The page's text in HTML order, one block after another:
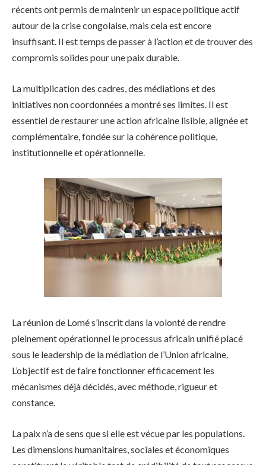
récents ont permis de maintenir un espace politique actif
autour de la crise congolaise, mais cela est encore
insuffisant. Il est temps de passer à l’action et de trouver des
compromis solides pour une paix durable.
La multiplication des cadres, des médiations et des
initiatives non coordonnées a montré ses limites. Il est
essentiel de restaurer une action africaine lisible, alignée et
complémentaire, fondée sur la cohérence politique,
institutionnelle et opérationnelle.
La réunion de Lomé s’inscrit dans la volonté de rendre
pleinement opérationnel le processus africain unifié placé
sous le leadership de la médiation de l’Union africaine.
L’objectif est de faire fonctionner efficacement les
mécanismes déjà décidés, avec méthode, rigueur et
constance.
La paix n’a de sens que si elle est vécue par les populations.
Les dimensions humanitaires, sociales et économiques